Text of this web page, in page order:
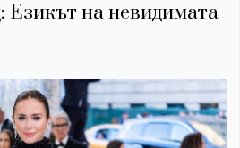
Езикът на невидимата